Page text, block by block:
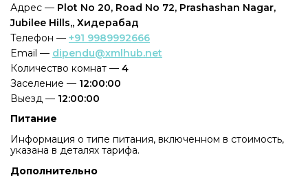
Адрес — Plot No 20, Road No 72, Prashashan Nagar,
Jubilee Hills,, Хидерабад
Телефон — +91 9989992666
Email — dipendu@xmlhub.net
Количество комнат — 4
Заселение — 12:00:00
Выезд — 12:00:00
Питание
Информация о типе питания, включенном в стоимость,
указана в деталях тарифа.
Дополнительно